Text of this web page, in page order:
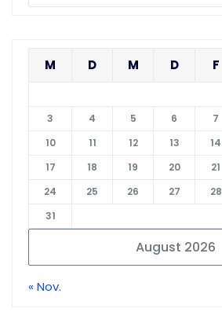
August 2026
M D M D F
3
4 5 6 7
10
11 12 13 14
17
18 19 20 21
24
25 26 27 28
31
« Nov.